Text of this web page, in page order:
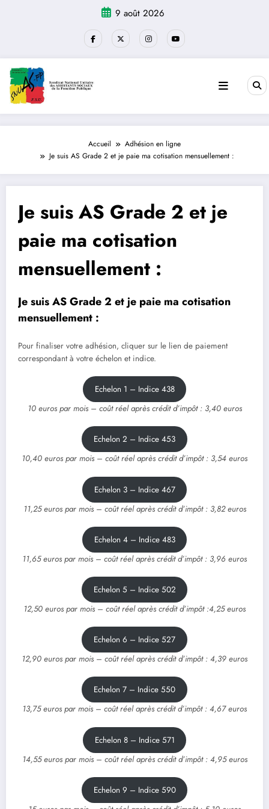
9 août 2026
Accueil
Adhésion en ligne
Je suis AS Grade 2 et je paie ma cotisation mensuellement :
Je suis AS Grade 2 et je
paie ma cotisation
mensuellement :
Je suis AS Grade 2 et je paie ma cotisation
mensuellement :
Pour finaliser votre adhésion, cliquer sur le lien de paiement
correspondant à votre échelon et indice.
Echelon 1 – Indice 438
10 euros par mois – coût réel après crédit d’impôt : 3,40 euros
Echelon 2 – Indice 453
10,40 euros par mois – coût réel après crédit d’impôt : 3,54 euros
Echelon 3 – Indice 467
11,25 euros par mois – coût réel après crédit d’impôt : 3,82 euros
Echelon 4 – Indice 483
11,65 euros par mois – coût réel après crédit d’impôt : 3,96 euros
Echelon 5 – Indice 502
12,50 euros par mois – coût réel après crédit d’impôt :4,25 euros
Echelon 6 – Indice 527
12,90 euros par mois – coût réel après crédit d’impôt : 4,39 euros
Echelon 7 – Indice 550
13,75 euros par mois – coût réel après crédit d’impôt : 4,67 euros
Echelon 8 – Indice 571
14,55 euros par mois – coût réel après crédit d’impôt : 4,95 euros
Echelon 9 – Indice 590